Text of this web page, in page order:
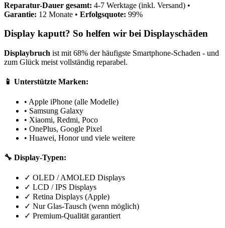
Reparatur-Dauer gesamt: 4-7 Werktage (inkl. Versand) •
Garantie: 12 Monate • Erfolgsquote: 99%
Display kaputt? So helfen wir bei Displayschäden
Displaybruch ist mit 68% der häufigste Smartphone-Schaden - und
zum Glück meist vollständig reparabel.
📱 Unterstützte Marken:
• Apple iPhone (alle Modelle)
• Samsung Galaxy
• Xiaomi, Redmi, Poco
• OnePlus, Google Pixel
• Huawei, Honor und viele weitere
🔧 Display-Typen:
✓ OLED / AMOLED Displays
✓ LCD / IPS Displays
✓ Retina Displays (Apple)
✓ Nur Glas-Tausch (wenn möglich)
✓ Premium-Qualität garantiert